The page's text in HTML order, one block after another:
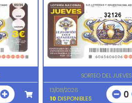
32126
SORTEO DEL JUEVES
13/08/2026
10 DISPONIBLES 0